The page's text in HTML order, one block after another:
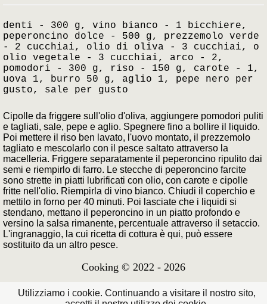
denti - 300 g, vino bianco - 1 bicchiere,
peperoncino dolce - 500 g, prezzemolo verde
- 2 cucchiai, olio di oliva - 3 cucchiai, o
olio vegetale - 3 cucchiai, arco - 2,
pomodori - 300 g, riso - 150 g, carote - 1,
uova 1, burro 50 g, aglio 1, pepe nero per
gusto, sale per gusto
Cipolle da friggere sull'olio d'oliva, aggiungere pomodori puliti
e tagliati, sale, pepe e aglio. Spegnere fino a bollire il liquido.
Poi mettere il riso ben lavato, l'uovo montato, il prezzemolo
tagliato e mescolarlo con il pesce saltato attraverso la
macelleria. Friggere separatamente il peperoncino ripulito dai
semi e riempirlo di farro. Le stecche di peperoncino farcite
sono strette in piatti lubrificati con olio, con carote e cipolle
fritte nell'olio. Riempirla di vino bianco. Chiudi il coperchio e
mettilo in forno per 40 minuti. Poi lasciate che i liquidi si
stendano, mettano il peperoncino in un piatto profondo e
versino la salsa rimanente, percentuale attraverso il setaccio.
L'ingranaggio, la cui ricetta di cottura è qui, può essere
sostituito da un altro pesce.
Cooking © 2022 - 2026
Utilizziamo i cookie. Continuando a visitare il nostro sito,